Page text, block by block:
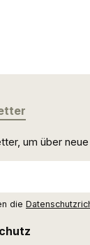
um über
die